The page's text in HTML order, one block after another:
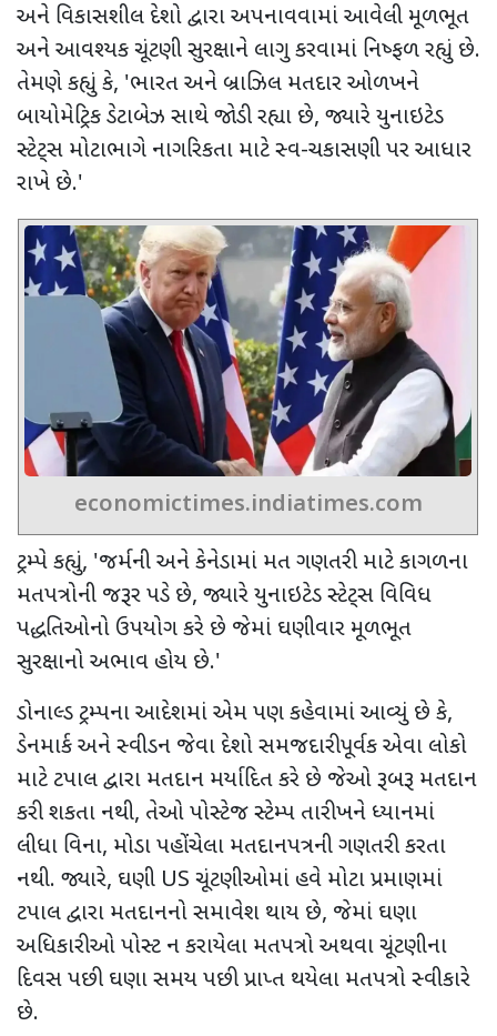
અને વિકાસશીલ દેશો દ્વારા અપનાવવામાં આવેલી મૂળભૂત
અને આવશ્યક ચૂંટણી સુરક્ષાને લાગુ કરવામાં નિષ્ફળ રહ્યું છે.
તેમણે કહ્યું કે, 'ભારત અને બ્રાઝિલ મતદાર ઓળખને
બાયોમેટ્રિક ડેટાબેઝ સાથે જોડી રહ્યા છે, જ્યારે યુનાઇટેડ
સ્ટેટ્સ મોટાભાગે નાગરિકતા માટે સ્વ-ચકાસણી પર આધાર
રાખે છે.'
economictimes.indiatimes.com
ટ્રમ્પે કહ્યું, 'જર્મની અને કેનેડામાં મત ગણતરી માટે કાગળના
મતપત્રોની જરૂર પડે છે, જ્યારે યુનાઇટેડ સ્ટેટ્સ વિવિધ
પદ્ધતિઓનો ઉપયોગ કરે છે જેમાં ઘણીવાર મૂળભૂત
સુરક્ષાનો અભાવ હોય છે.'
ડોનાલ્ડ ટ્રમ્પના આદેશમાં એમ પણ કહેવામાં આવ્યું છે કે,
ડેનમાર્ક અને સ્વીડન જેવા દેશો સમજદારીપૂર્વક એવા લોકો
માટે ટપાલ દ્વારા મતદાન મર્યાદિત કરે છે જેઓ રૂબરૂ મતદાન
કરી શકતા નથી, તેઓ પોસ્ટેજ સ્ટેમ્પ તારીખને ધ્યાનમાં
લીધા વિના, મોડા પહોંચેલા મતદાનપત્રની ગણતરી કરતા
નથી. જ્યારે, ઘણી US ચૂંટણીઓમાં હવે મોટા પ્રમાણમાં
ટપાલ દ્વારા મતદાનનો સમાવેશ થાય છે, જેમાં ઘણા
અધિકારીઓ પોસ્ટ ન કરાયેલા મતપત્રો અથવા ચૂંટણીના
દિવસ પછી ઘણા સમય પછી પ્રાપ્ત થયેલા મતપત્રો સ્વીકારે
છે.